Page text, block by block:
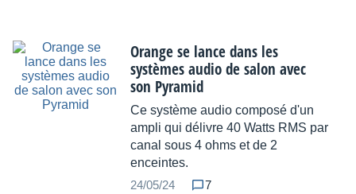
Orange se lance dans les
systèmes audio de salon avec
son Pyramid
Ce système audio composé d'un
ampli qui délivre 40 Watts RMS par
canal sous 4 ohms et de 2
enceintes.
24/05/24
7